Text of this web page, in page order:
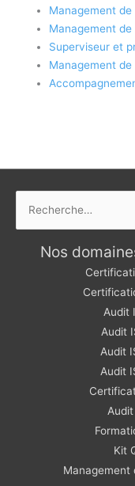
Management de
Management
Superviseur et
Management
Nos
Audit
Audit
Audit
Audit
Kit
Management